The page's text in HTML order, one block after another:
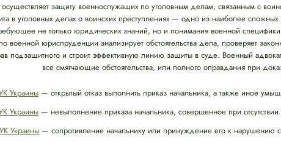
защиту военнослужащих по уголовным делам, связанным с
в уголовных делах о воинских преступлениях — одно из наиболее
не только юридических знаний, но и понимания военной
военной юриспруденции анализирует обстоятельства дела, проверяет
подзащитного и строит эффективную линию защиты в суде. Военный
все смягчающие обстоятельства, или полного оправдания при
Украины — открытый отказ выполнить приказ начальника, а также иное
Украины — невыполнение приказа начальника, совершенное при
Украины — сопротивление начальнику или принуждение его к нарушению